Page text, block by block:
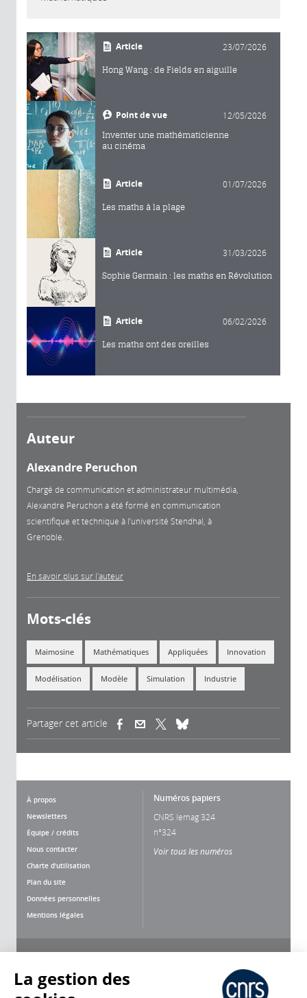
Article 23/07/2026
Hong Wang : de Fields en aiguille
Point de vue 12/05/2026
Inventer une mathématicienne
au cinéma
Article 01/07/2026
Les maths à la plage
Article 31/03/2026
Sophie Germain : les maths en Révolution
Article 06/02/2026
Les maths ont des oreilles
Auteur
Alexandre Peruchon
Chargé de communication et administrateur multimédia,
Alexandre Peruchon a été formé en communication
scientifique et technique à l’université Stendhal, à
Grenoble.
En savoir plus sur l'auteur
Mots-clés
Maimosine Mathématiques Appliquées Innovation
Modélisation Modèle Simulation Industrie
Partager cet article (link is external)(link is external)
À propos
Newsletters
Équipe / crédits
Nous contacter
Charte d'utilisation
Plan du site
Données personnelles
Mentions légales
Numéros papiers
CNRS lemag 324
n°324
Voir tous les numéros
La gestion des